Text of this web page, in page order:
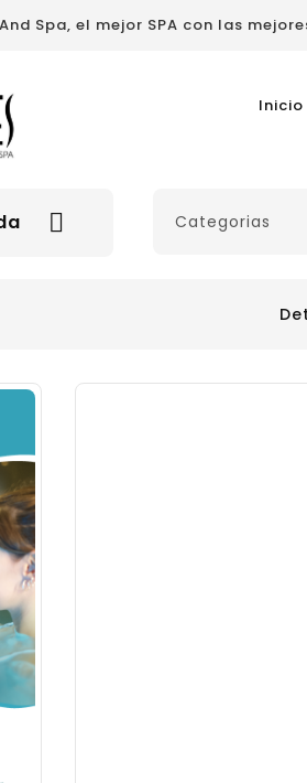
Spa, el mejor SPA con las
Inicio
